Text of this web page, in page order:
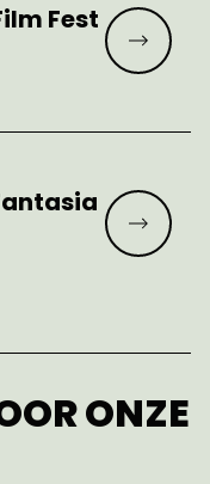
Fest
Meer
Meer
ONZE